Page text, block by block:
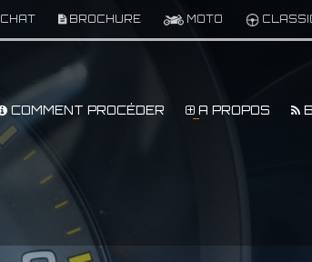
CHAT BROCHURE MOTO
COMMENT PROCÉDER A PROPOS